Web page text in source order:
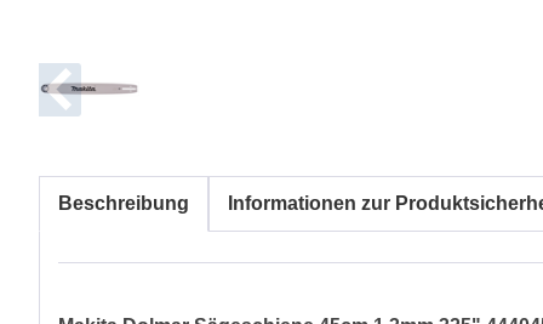
Beschreibung Informationen zur